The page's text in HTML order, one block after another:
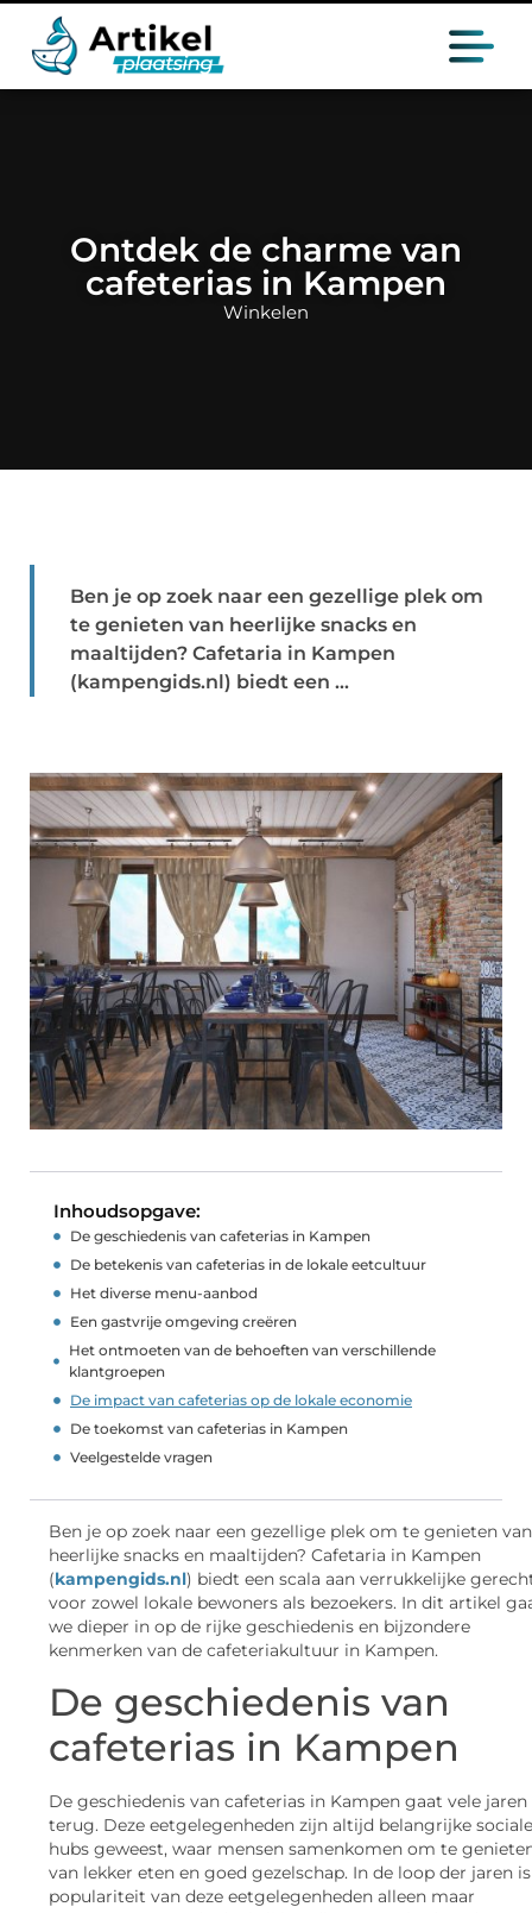
Ontdek de charme van
cafeterias in Kampen
Winkelen
Ben je op zoek naar een gezellige plek om
te genieten van heerlijke snacks en
maaltijden? Cafetaria in Kampen
(kampengids.nl) biedt een ...
Inhoudsopgave:
De geschiedenis van cafeterias in Kampen
De betekenis van cafeterias in de lokale eetcultuur
Het diverse menu-aanbod
Een gastvrije omgeving creëren
Het ontmoeten van de behoeften van verschillende
klantgroepen
De impact van cafeterias op de lokale economie
De toekomst van cafeterias in Kampen
Veelgestelde vragen
Ben je op zoek naar een gezellige plek om te genieten van
heerlijke snacks en maaltijden? Cafetaria in Kampen
(kampengids.nl) biedt een scala aan verrukkelijke
voor zowel lokale bewoners als bezoekers. In dit artikel
we dieper in op de rijke geschiedenis en bijzondere
kenmerken van de cafeteriakultuur in Kampen.
De geschiedenis van
cafeterias in Kampen
De geschiedenis van cafeterias in Kampen gaat vele jaren
terug. Deze eetgelegenheden zijn altijd belangrijke sociale
hubs geweest, waar mensen samenkomen om te
van lekker eten en goed gezelschap. In de loop der jaren
populariteit van deze eetgelegenheden alleen maar